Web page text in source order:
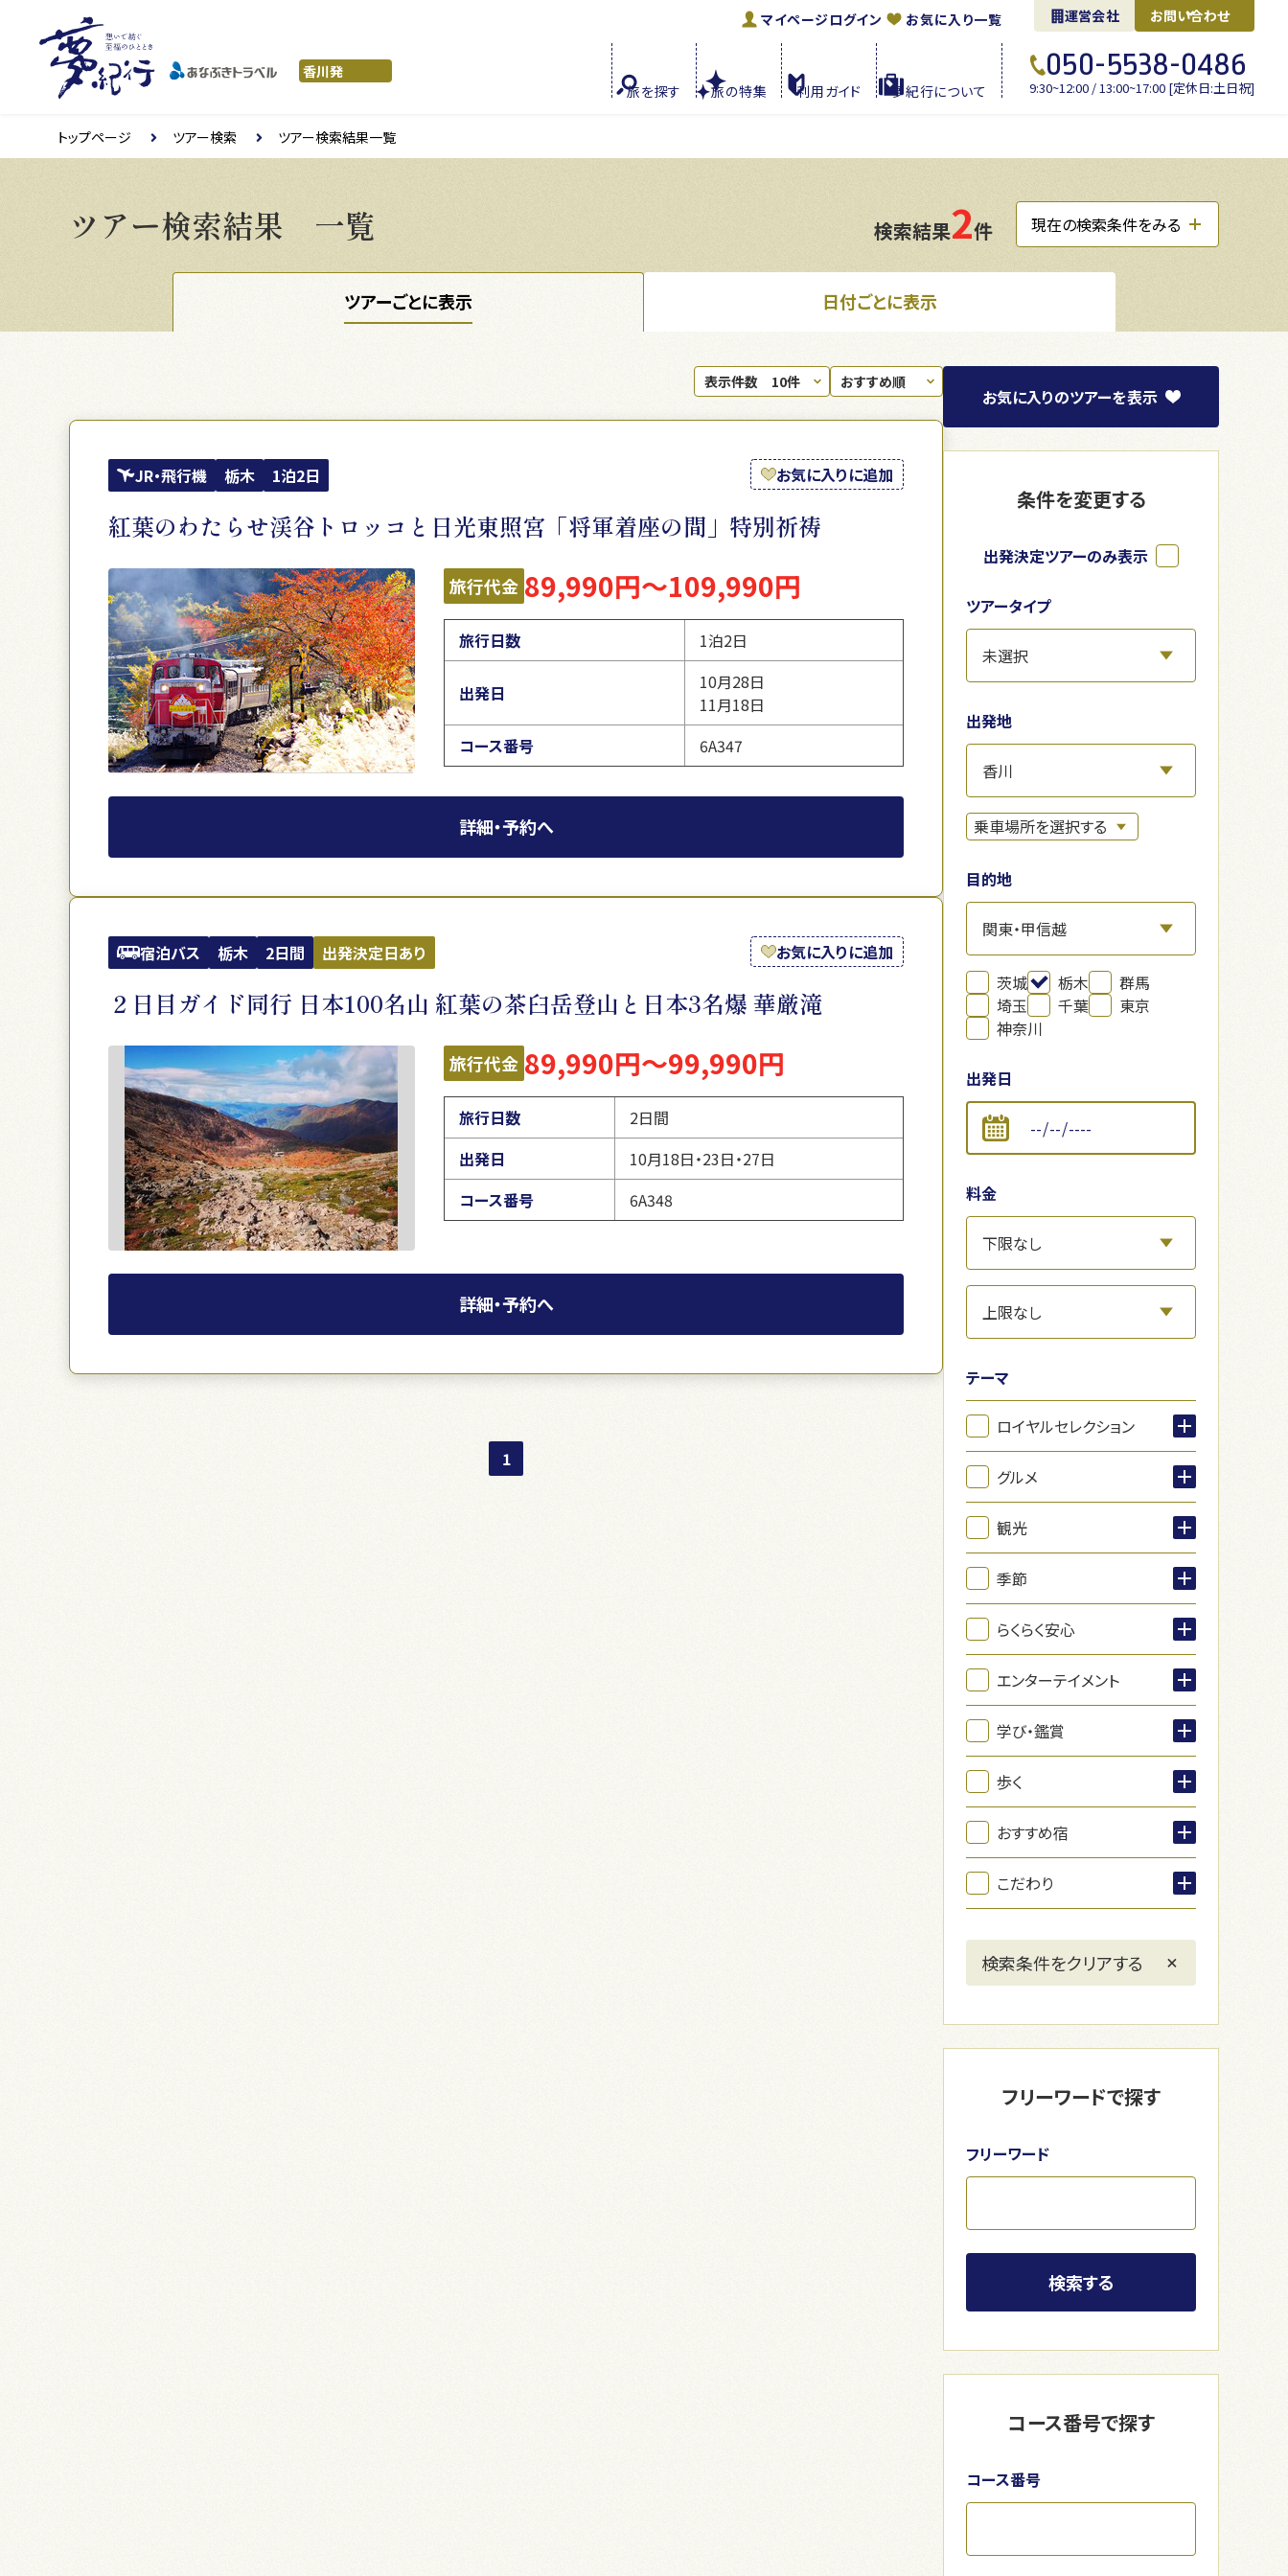
マイページログイン お気に入り一覧 運営会社 お問い合わせ
旅を探す 旅の特集 利用ガイド 夢紀行について
050-5538-0486
9:30~12:00 / 13:00~17:00 [定休日:土日祝]
トップページ ツアー検索 ツアー検索結果一覧
ツアー検索結果 一覧 検索結果2件 現在の検索条件をみる
ツアーごとに表示 日付ごとに表示
JR・飛行機 栃木 1泊2日 お気に入りに追加
紅葉のわたらせ渓谷トロッコと日光東照宮「将軍着座の間」特別祈祷
旅行代金 89,990円～109,990円
旅行日数 1泊2日
出発日
10月28日
11月18日
コース番号
6A347
詳細・予約へ
宿泊バス 栃木 2日間 出発決定日あり お気に入りに追加
２日目ガイド同行 日本100名山 紅葉の茶臼岳登山と日本3名爆 華厳滝
旅行代金 89,990円～99,990円
旅行日数
2日間
出発日
10月18日・23日・27日
コース番号
6A348
詳細・予約へ
1
お気に入りのツアーを表示
条件を変更する
出発決定ツアーのみ表示
ツアータイプ
出発地
目的地
茨城 栃木
群馬
埼玉
千葉
東京
神奈川
出発日
料金
テーマ
ロイヤルセレクション
グルメ
観光
季節
らくらく安心
エンターテイメント
学び・鑑賞
歩く
おすすめ宿
こだわり
フリーワードで探す
フリーワード
検索する
コース番号で探す
コース番号